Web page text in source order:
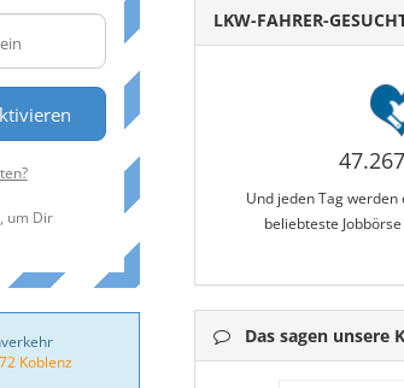
um Dir
Koblenz
LKW-FAHRER-
Und jeden Tag
beliebteste
Das sagen unsere